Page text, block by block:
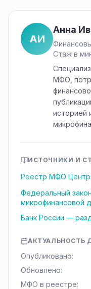
АИ
Анна
Стаж в
МФО,
историей
ИСТОЧНИКИ И
Реестр МФО
Федеральный
микрофинансовой
Банк России —
АКТУАЛЬНОСТЬ
Опубликовано:
Обновлено:
МФО в реестре: